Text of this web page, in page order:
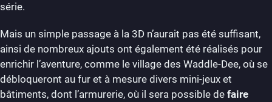
série.
Mais un simple passage à la 3D n’aurait pas été suffisant,
ainsi de nombreux ajouts ont également été réalisés pour
enrichir l’aventure, comme le village des Waddle-Dee, où se
débloqueront au fur et à mesure divers mini-jeux et
bâtiments, dont l’armurerie, où il sera possible de faire